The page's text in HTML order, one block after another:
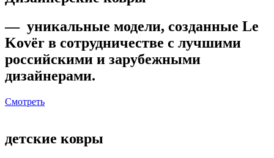
— уникальные модели, созданные Le
Kovёr в сотрудничестве с лучшими
российскими и зарубежными
дизайнерами.
Смотреть
детские ковры